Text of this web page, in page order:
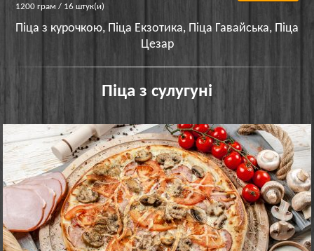
1200 грам / 16 штук(и)
Піца з курочкою, Піца Екзотика, Піца Гавайська, Піца
Цезар
Піца з сулугуні